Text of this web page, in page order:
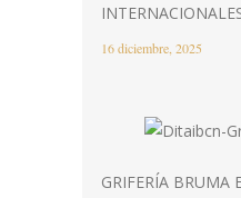
16 diciembre, 2025
GRIFERÍA BRUMA